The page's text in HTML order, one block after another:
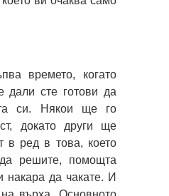
времето, когато
дали сте готови да
си. Някои ще го
докато други ще
в ред в това, което
решите, помощта
накара да чакате. И